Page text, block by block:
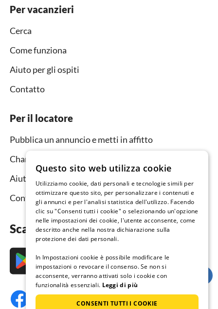
Per vacanzieri
Cerca
Come funziona
Aiuto per gli ospiti
Contatto
Per il locatore
Pubblica un annuncio e metti in affitto
Channel Manager
Aiuto per i locatori
Contatto
Scarica subito l’app
Questo sito web utilizza cookie
Utilizziamo cookie, dati personali e tecnologie simili per
ottimizzare questo sito, per personalizzare i contenuti e
gli annunci e per l'analisi statistica dell'utilizzo. Facendo
clic su "Consenti tutti i cookie" o selezionando un'opzione
nelle impostazioni dei cookie, l'utente acconsente, come
descritto anche nella nostra dichiarazione sulla
protezione dei dati personali.
In Impostazioni cookie è possibile modificare le
impostazioni o revocare il consenso. Se non si
acconsente, verranno attivati solo i cookie con
funzionalità essenziali. Leggi di più
CONSENTI TUTTI I COOKIE